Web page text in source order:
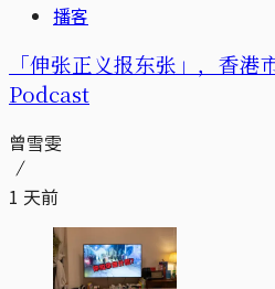
播客
「伸张正义报东张」，香港
Podcast
曾雪雯
1 天前